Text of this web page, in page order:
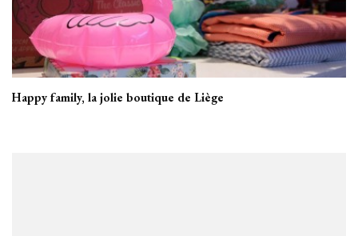
Happy family, la jolie boutique de Liège